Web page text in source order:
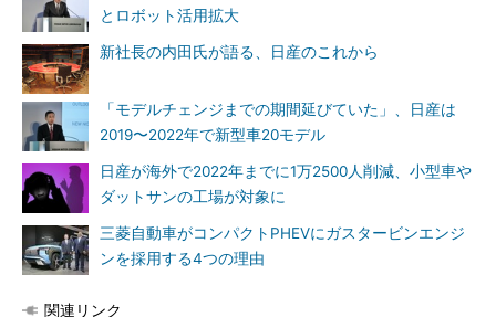
とロボット活用拡大
新社長の内田氏が語る、日産のこれから
「モデルチェンジまでの期間延びていた」、日産は
2019〜2022年で新型車20モデル
日産が海外で2022年までに1万2500人削減、小型車や
ダットサンの工場が対象に
三菱自動車がコンパクトPHEVにガスタービンエンジ
ンを採用する4つの理由
関連リンク